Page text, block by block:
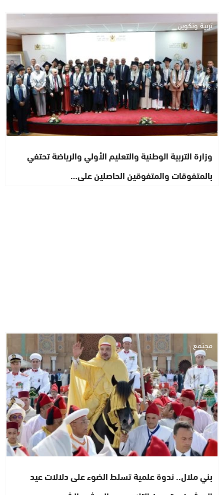
تربية وتكوين
وزارة التربية الوطنية والتعليم الأولي والرياضة تحتفي
بالمتفوقات والمتفوقين الحاصلين على…
مجتمع
بني ملال.. ندوة علمية تسلط الضوء على دلالات عيد